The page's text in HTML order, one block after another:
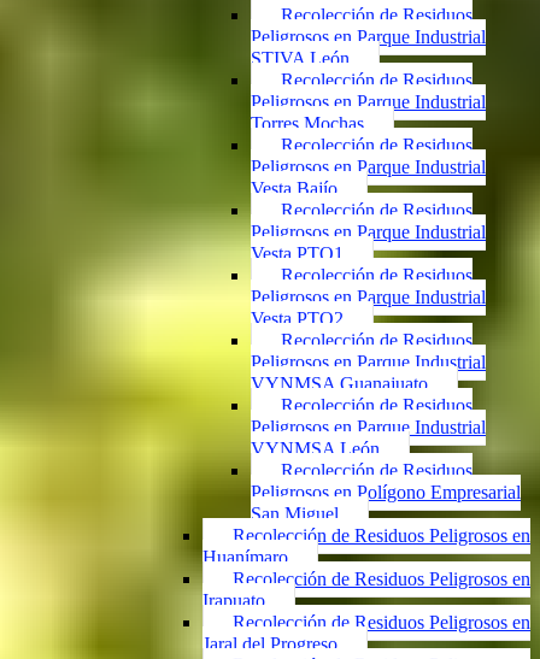
Recolección de Residuos
Peligrosos en Parque Industrial
STIVA León
Recolección de Residuos
Peligrosos en Parque Industrial
Torres Mochas
Recolección de Residuos
Peligrosos en Parque Industrial
Vesta Bajío
Recolección de Residuos
Peligrosos en Parque Industrial
Vesta PTO1
Recolección de Residuos
Peligrosos en Parque Industrial
Vesta PTO2
Recolección de Residuos
Peligrosos en Parque Industrial
VYNMSA Guanajuato
Recolección de Residuos
Peligrosos en Parque Industrial
VYNMSA León
Recolección de Residuos
Peligrosos en Polígono Empresarial
San Miguel
Recolección de Residuos Peligrosos en
Huanímaro
Recolección de Residuos Peligrosos en
Irapuato
Recolección de Residuos Peligrosos en
Jaral del Progreso